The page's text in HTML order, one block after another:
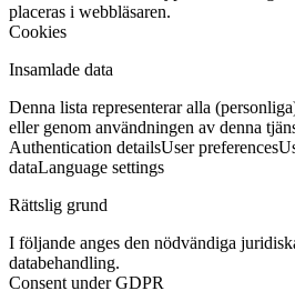
placeras i webbläsaren.
Cookies
Insamlade data
Denna lista representerar alla
eller genom användningen av denna
Authentication detailsUser preferences
dataLanguage settings
Rättslig grund
I följande anges den nödvändiga
databehandling.
Consent under GDPR